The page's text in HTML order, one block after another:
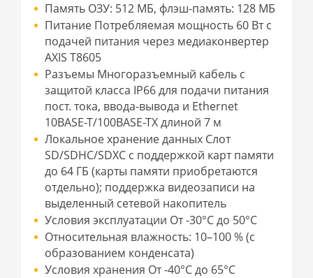
Память ОЗУ: 512 МБ, флэш-память: 128 МБ
Питание Потребляемая мощность 60 Вт с
подачей питания через медиаконвертер
AXIS T8605
Разъемы Многоразъемный кабель с
защитой класса IP66 для подачи питания
пост. тока, ввода-вывода и Ethernet
10BASE-T/100BASE-TX длиной 7 м
Локальное хранение данных Слот
SD/SDHC/SDXC с поддержкой карт памяти
до 64 ГБ (карты памяти приобретаются
отдельно); поддержка видеозаписи на
выделенный сетевой накопитель
Условия эксплуатации От -30°C до 50°C
Относительная влажность: 10–100 % (с
образованием конденсата)
Условия хранения От -40°C до 65°C